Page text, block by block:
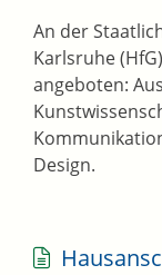
An der
Karlsruhe
angeboten:
Design.